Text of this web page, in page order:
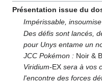
Présentation issue du
Impérissable,
Des défis sont lancés,
pour Unys entame un
JCC Pokémon : Noir &
Viridium-EX sera à vos
l'encontre des forces